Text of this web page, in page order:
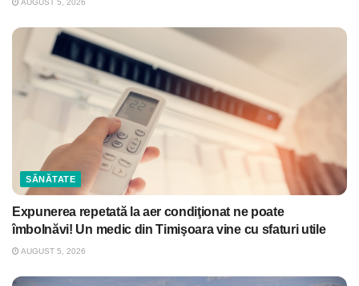
AUGUST 5, 2026
SĂNĂTATE
Expunerea repetată la aer condiţionat ne poate
îmbolnăvi! Un medic din Timişoara vine cu sfaturi utile
AUGUST 5, 2026